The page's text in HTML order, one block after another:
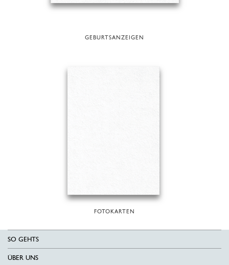
GEBURTSANZEIGEN
FOTOKARTEN
SO GEHTS
ÜBER UNS